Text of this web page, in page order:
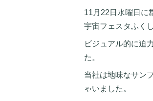
11月22日水曜日に
宇宙フェスタふく
ビジュアル的に迫
た。
当社は地味なサン
ゃいました。